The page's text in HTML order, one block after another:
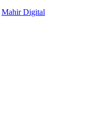
Mahir Digital